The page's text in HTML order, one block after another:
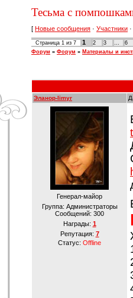
Тесьма с
[ Новые сообщения · Участники ·
Страница 1 из 7 1 2 3 …
6
Форум » Форум » Материалы и
Эланор-limyr
Генерал-майор
Группа: Администраторы
Сообщений: 300
Награды: 1
Репутация: 7
Статус: Offline